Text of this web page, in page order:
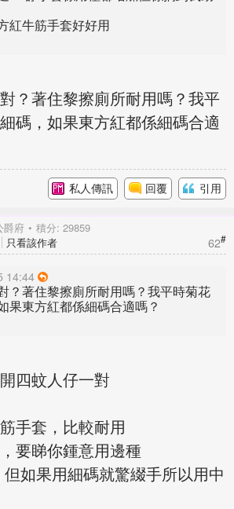
紅牛筋手套好好用
？著住黎擦廁所耐用嗎？我平
碼，如果東方紅都係細碼合適
私人傳訊 回覆 引用
爵府 積分: 29859
62#
只看該作者
14:44
？著住黎擦廁所耐用嗎？我平時菊花
果東方紅都係細碼合適嗎？
四蚊人仔一對
手套，比較耐用
要睇你鍾意用邊種
如果用細碼就驚綴手所以用中